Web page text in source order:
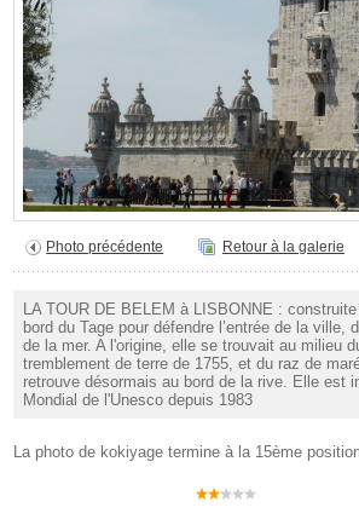
Photo précédente Retour à la galerie
LA TOUR DE BELEM à LISBONNE :
bord du Tage pour défendre l’entrée de la ville,
de la mer. A l'origine, elle se trouvait au milieu
tremblement de terre de 1755, et du raz de
retrouve désormais au bord de la rive. Elle est
Mondial de l'Unesco depuis 1983
La photo de kokiyage termine à la 15ème